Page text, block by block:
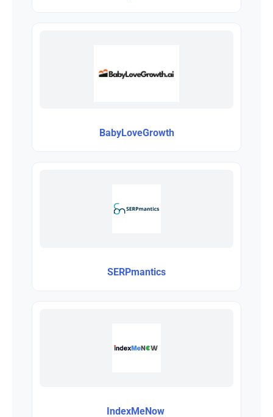
BabyLoveGrowth
SERPmantics
IndexMeNow